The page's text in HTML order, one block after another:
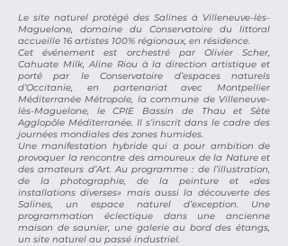
Le site naturel protégé des Salines à Villeneuve-lès-
Maguelone, domaine du Conservatoire du littoral
accueille 16 artistes 100% régionaux, en résidence.
Cet événement est orchestré par Olivier Scher,
Cahuate Milk, Aline Riou à la direction artistique et
porté par le Conservatoire d’espaces naturels
d’Occitanie, en partenariat avec Montpellier
Méditerranée Métropole, la commune de Villeneuve-
lès-Maguelone, le CPIE Bassin de Thau et Sète
Agglopôle Méditerranée. Il s’inscrit dans le cadre des
journées mondiales des zones humides.
Une manifestation hybride qui a pour ambition de
provoquer la rencontre des amoureux de la Nature et
des amateurs d’Art. Au programme : de l’illustration,
de la photographie, de la peinture et «des
installations diverses» mais aussi la découverte des
Salines, un espace naturel d’exception. Une
programmation éclectique dans une ancienne
maison de saunier, une galerie au bord des étangs,
un site naturel au passé industriel.